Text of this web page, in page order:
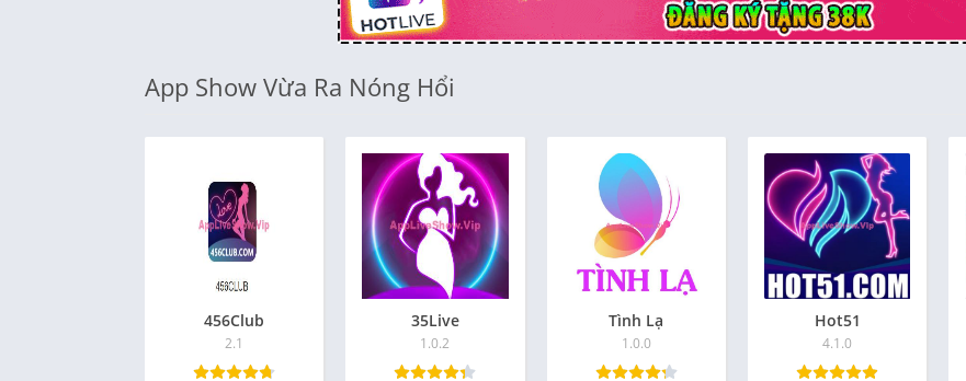
App Show Vừa Ra Nóng Hổi
456Club
2.1
35Live
1.0.2
Tình Lạ
1.0.0
Hot51
4.1.0